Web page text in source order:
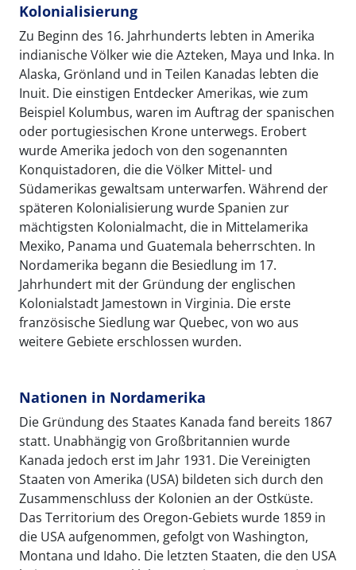
Kolonialisierung
Zu Beginn des 16. Jahrhunderts lebten in Amerika
indianische Völker wie die Azteken, Maya und Inka. In
Alaska, Grönland und in Teilen Kanadas lebten die
Inuit. Die einstigen Entdecker Amerikas, wie zum
Beispiel Kolumbus, waren im Auftrag der spanischen
oder portugiesischen Krone unterwegs. Erobert
wurde Amerika jedoch von den sogenannten
Konquistadoren, die die Völker Mittel- und
Südamerikas gewaltsam unterwarfen. Während der
späteren Kolonialisierung wurde Spanien zur
mächtigsten Kolonialmacht, die in Mittelamerika
Mexiko, Panama und Guatemala beherrschten. In
Nordamerika begann die Besiedlung im 17.
Jahrhundert mit der Gründung der englischen
Kolonialstadt Jamestown in Virginia. Die erste
französische Siedlung war Quebec, von wo aus
weitere Gebiete erschlossen wurden.
Nationen in Nordamerika
Die Gründung des Staates Kanada fand bereits 1867
statt. Unabhängig von Großbritannien wurde
Kanada jedoch erst im Jahr 1931. Die Vereinigten
Staaten von Amerika (USA) bildeten sich durch den
Zusammenschluss der Kolonien an der Ostküste.
Das Territorium des Oregon-Gebiets wurde 1859 in
die USA aufgenommen, gefolgt von Washington,
Montana und Idaho. Die letzten Staaten, die den USA